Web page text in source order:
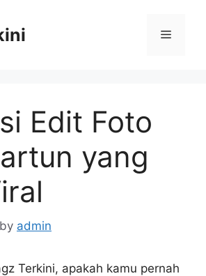
Menu
Edit Foto
yang
by admin
Terkini, apakah kamu pernah